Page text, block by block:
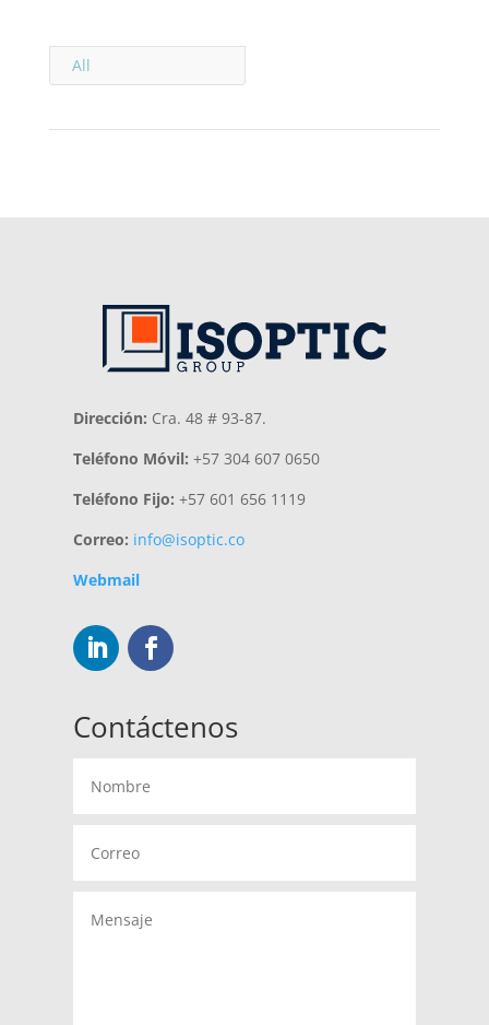
All
Dirección: Cra. 48 # 93-87.
Teléfono Móvil: +57 304 607 0650
Teléfono Fijo: +57 601 656 1119
Correo: info@isoptic.co
Webmail
Contáctenos